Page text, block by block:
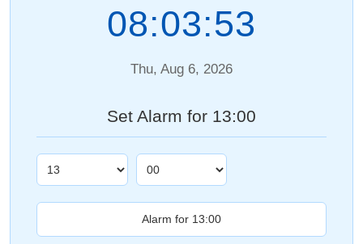
08:03:53
Thu, Aug 6, 2026
Set Alarm for 13:00